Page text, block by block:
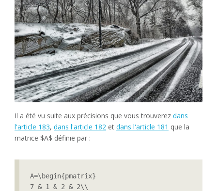
Il a été vu suite aux précisions que vous trouverez dans
l'article 183, dans l'article 182 et dans l'article 181 que la
matrice $A$ définie par :
A=\begin{pmatrix}
7 & 1 & 2 & 2\\